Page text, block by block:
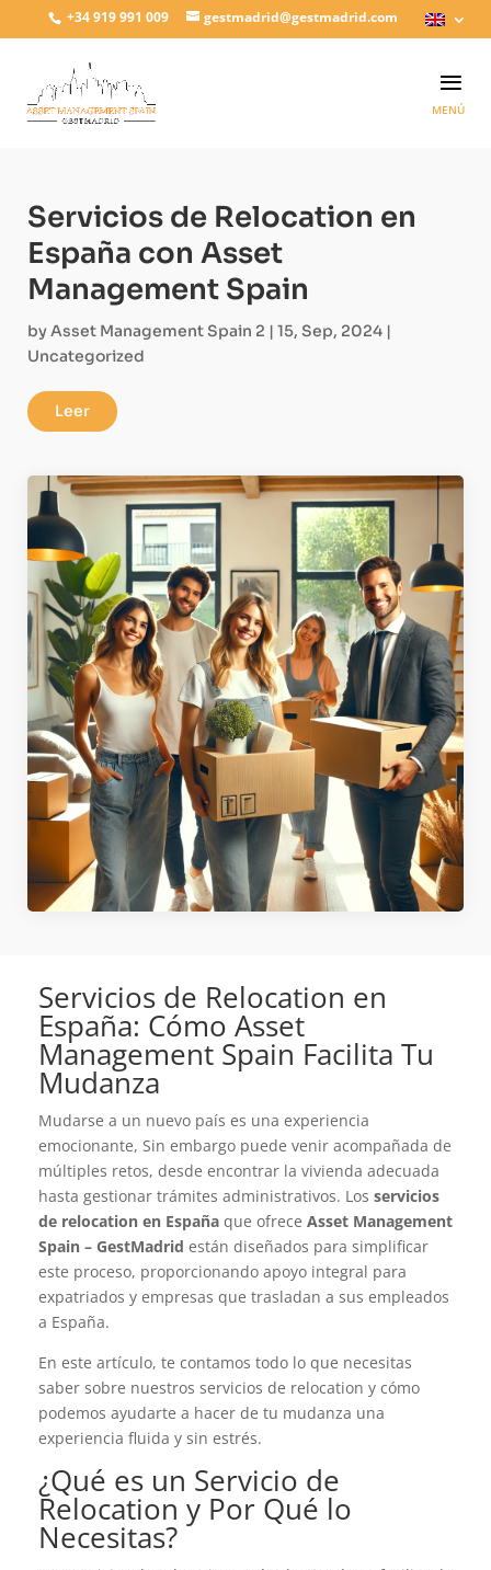
+34 919 991 009 gestmadrid@gestmadrid.com
Servicios de Relocation en
España con Asset
Management Spain
byAsset Management Spain 2 | 15, Sep, 2024 |
Uncategorized
Leer
Servicios de Relocation en
España: Cómo Asset
Management Spain Facilita Tu
Mudanza
Mudarse a un nuevo país es una experiencia
emocionante, Sin embargo puede venir acompañada de
múltiples retos, desde encontrar la vivienda adecuada
hasta gestionar trámites administrativos. Los servicios
de relocation en España que ofrece Asset Management
Spain – GestMadrid están diseñados para simplificar
este proceso, proporcionando apoyo integral para
expatriados y empresas que trasladan a sus empleados
a España.
En este artículo, te contamos todo lo que necesitas
saber sobre nuestros servicios de relocation y cómo
podemos ayudarte a hacer de tu mudanza una
experiencia fluida y sin estrés.
¿Qué es un Servicio de
Relocation y Por Qué lo
Necesitas?